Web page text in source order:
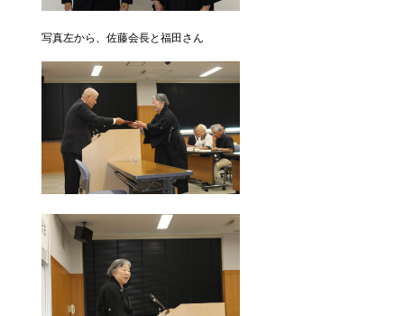
写真左から、佐藤会長と福田さん